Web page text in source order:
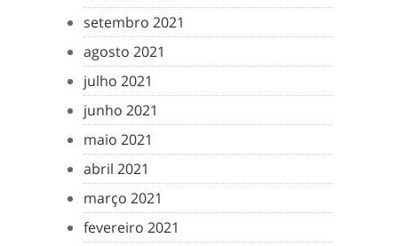
setembro 2021
agosto 2021
julho 2021
junho 2021
maio 2021
abril 2021
março 2021
fevereiro 2021